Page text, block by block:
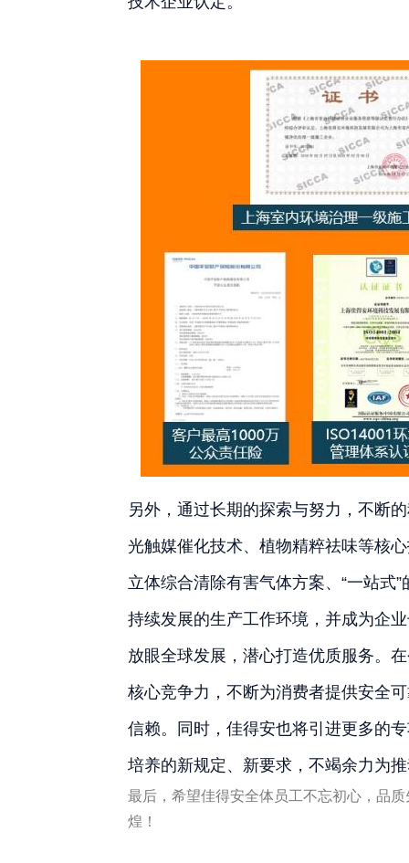
另外，通过长期的探索与努力，不断
光触媒催化技术、植物精粹祛味等核
立体综合清除有害气体方案、“一站式
持续发展的生产工作环境，并成为企
放眼全球发展，潜心打造优质服务。
核心竞争力，不断为消费者提供安全
信赖。同时，佳得安也将引进更多的
培养的新规定、新要求，不竭余力为
最后，希望佳得安全体员工不忘初心，品
煌！